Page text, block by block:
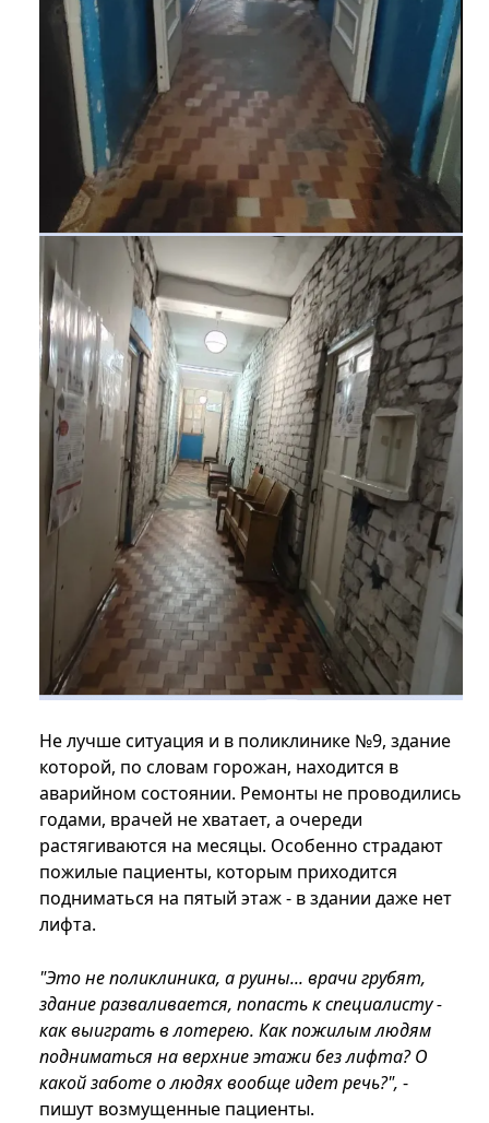
Не лучше ситуация и в поликлинике №9, здание
которой, по словам горожан, находится в
аварийном состоянии. Ремонты не проводились
годами, врачей не хватает, а очереди
растягиваются на месяцы. Особенно страдают
пожилые пациенты, которым приходится
подниматься на пятый этаж - в здании даже нет
лифта.
"Это не поликлиника, а руины... врачи грубят,
здание разваливается, попасть к специалисту -
как выиграть в лотерею. Как пожилым людям
подниматься на верхние этажи без лифта? О
какой заботе о людях вообще идет речь?", -
пишут возмущенные пациенты.